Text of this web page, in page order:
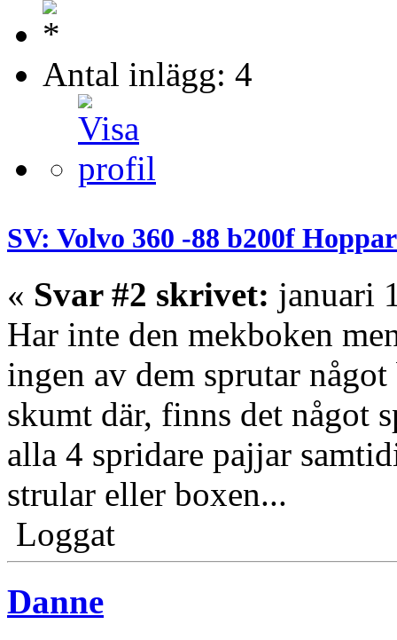
Antal inlägg: 4
SV: Volvo 360 -88 b200f
« Svar #2 skrivet: januari
Har inte den mekboken
ingen av dem sprutar
skumt där, finns det något
alla 4 spridare pajjar
strular eller boxen...
Loggat
Danne